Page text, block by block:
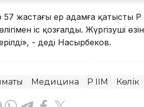
57 жастағы ер адамға қатысты
іс қозғалды. Жүргізуші
- деді Насырбеков.
Медицина ҚР ІІМ Көлік